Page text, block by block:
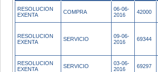
RESOLUCION
EXENTA
COMPRA
06-06-
2016
42000
RESOLUCION
EXENTA
SERVICIO
09-06-
2016
69344
RESOLUCION
EXENTA
SERVICIO
03-06-
2016
69297